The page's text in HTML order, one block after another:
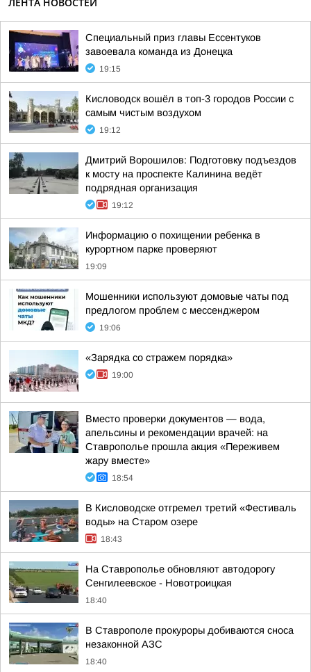
Специальный приз главы Ессентуков
завоевала команда из Донецка
19:15
Кисловодск вошёл в топ-3 городов России с
самым чистым воздухом
19:12
Дмитрий Ворошилов: Подготовку подъездов
к мосту на проспекте Калинина ведёт
подрядная организация
19:12
Информацию о похищении ребенка в
курортном парке проверяют
19:09
Мошенники используют домовые чаты под
предлогом проблем с мессенджером
19:06
«Зарядка со стражем порядка»
19:00
Вместо проверки документов — вода,
апельсины и рекомендации врачей: на
Ставрополье прошла акция «Переживем
жару вместе»
18:54
В Кисловодске отгремел третий «Фестиваль
воды» на Старом озере
18:43
На Ставрополье обновляют автодорогу
Сенгилеевское - Новотроицкая
18:40
В Ставрополе прокуроры добиваются сноса
незаконной АЗС
18:40